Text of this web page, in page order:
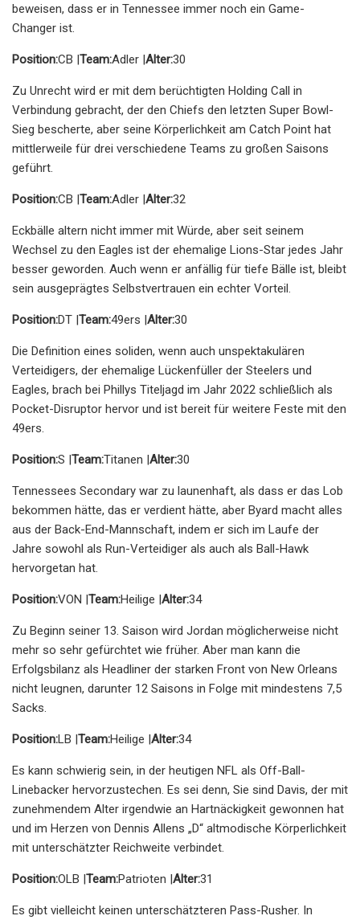
beweisen, dass er in Tennessee immer noch ein Game-
Changer ist.
Position:CB |Team:Adler |Alter:30
Zu Unrecht wird er mit dem berüchtigten Holding Call in
Verbindung gebracht, der den Chiefs den letzten Super Bowl-
Sieg bescherte, aber seine Körperlichkeit am Catch Point hat
mittlerweile für drei verschiedene Teams zu großen Saisons
geführt.
Position:CB |Team:Adler |Alter:32
Eckbälle altern nicht immer mit Würde, aber seit seinem
Wechsel zu den Eagles ist der ehemalige Lions-Star jedes Jahr
besser geworden. Auch wenn er anfällig für tiefe Bälle ist, bleibt
sein ausgeprägtes Selbstvertrauen ein echter Vorteil.
Position:DT |Team:49ers |Alter:30
Die Definition eines soliden, wenn auch unspektakulären
Verteidigers, der ehemalige Lückenfüller der Steelers und
Eagles, brach bei Phillys Titeljagd im Jahr 2022 schließlich als
Pocket-Disruptor hervor und ist bereit für weitere Feste mit den
49ers.
Position:S |Team:Titanen |Alter:30
Tennessees Secondary war zu launenhaft, als dass er das Lob
bekommen hätte, das er verdient hätte, aber Byard macht alles
aus der Back-End-Mannschaft, indem er sich im Laufe der
Jahre sowohl als Run-Verteidiger als auch als Ball-Hawk
hervorgetan hat.
Position:VON |Team:Heilige |Alter:34
Zu Beginn seiner 13. Saison wird Jordan möglicherweise nicht
mehr so ​​sehr gefürchtet wie früher. Aber man kann die
Erfolgsbilanz als Headliner der starken Front von New Orleans
nicht leugnen, darunter 12 Saisons in Folge mit mindestens 7,5
Sacks.
Position:LB |Team:Heilige |Alter:34
Es kann schwierig sein, in der heutigen NFL als Off-Ball-
Linebacker hervorzustechen. Es sei denn, Sie sind Davis, der mit
zunehmendem Alter irgendwie an Hartnäckigkeit gewonnen hat
und im Herzen von Dennis Allens „D“ altmodische Körperlichkeit
mit unterschätzter Reichweite verbindet.
Position:OLB |Team:Patrioten |Alter:31
Es gibt vielleicht keinen unterschätzteren Pass-Rusher. In